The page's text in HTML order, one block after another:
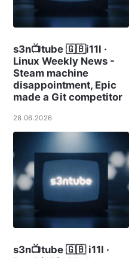
s3n📺tube 🇬🇧i11l ·
Linux Weekly News -
Steam machine
disappointment, Epic
made a Git competitor
28.06.2026
s3n📺tube 🇬🇧 i11l ·